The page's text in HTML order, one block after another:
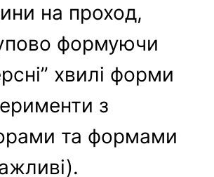
на проход,
формуючи
хвилі форми
з
та формами